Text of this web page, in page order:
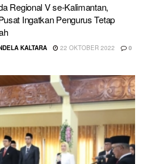
Regional V se-Kalimantan,
Ingatkan Pengurus Tetap
KALTARA 22 OKTOBER 2022 0